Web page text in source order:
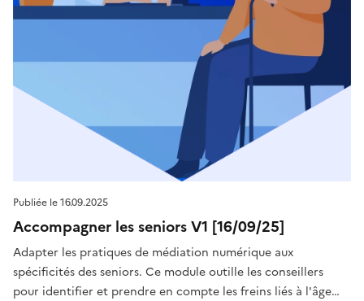
Publiée le16.09.2025
Accompagner les seniors V1 [16/09/25]
Adapter les pratiques de médiation numérique aux
spécificités des seniors. Ce module outille les conseillers
pour identifier et prendre en compte les freins liés à l'âge